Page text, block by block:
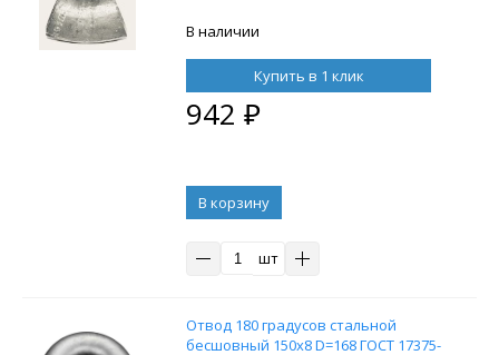
В наличии
Купить в 1 клик
942 ₽
В корзину
шт
Отвод 180 градусов стальной
бесшовный 150x8 D=168 ГОСТ 17375-